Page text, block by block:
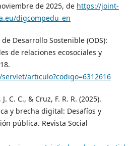
de 2025, de https://joint-
digcompedu_en
Desarrollo Sostenible (ODS):
de relaciones ecosociales y
articulo?codigo=6312616
C. C., & Cruz, F. R. R. (2025).
y brecha digital: Desafíos y
pública. Revista Social